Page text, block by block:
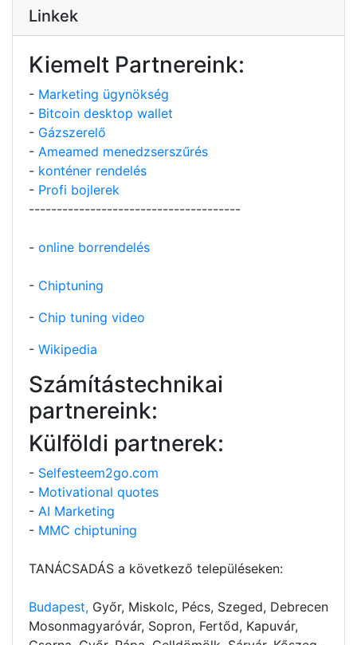
Linkek
Kiemelt Partnereink:
- Marketing ügynökség
- Bitcoin desktop wallet
- Gázszerelő
- Ameamed menedzserszűrés
- konténer rendelés
- Profi bojlerek
--------------------------------------
- online borrendelés
- Chiptuning
- Chip tuning video
- Wikipedia
Számítástechnikai
partnereink:
Külföldi partnerek:
- Selfesteem2go.com
- Motivational quotes
- AI Marketing
- MMC chiptuning
TANÁCSADÁS a következő településeken:
Budapest, Győr, Miskolc, Pécs, Szeged, Debrecen
Mosonmagyaróvár, Sopron, Fertőd, Kapuvár,